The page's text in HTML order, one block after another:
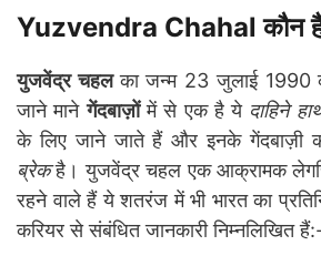
Yuzvendra Chahal कौन
युजवेंद्र चहलका जन्म 23 जुलाई 1990
जाने मानेगेंदबाज़ोंमें से एक है ये दाहिने
के लिए जाने जाते हैं और इनके गेंदबाज़ी
ब्रेकहै। युजवेंद्र चहल एक आक्रामक
रहने वाले हैं ये शतरंज में भी भारत का
करियर से संबंधित जानकारी निम्नलिखित